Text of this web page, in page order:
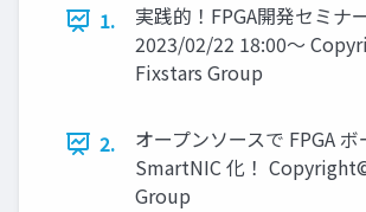
1.
実践的！FPGA開発セミナ
2023/02/22 18:00～
Fixstars Group
2.
オープンソースで FPGA ボ
SmartNIC 化！
Group